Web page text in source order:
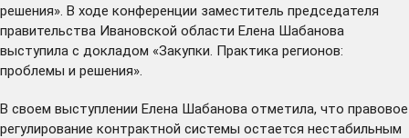
решения». В ходе конференции заместитель председателя
правительства Ивановской области Елена Шабанова
выступила с докладом «Закупки. Практика регионов:
проблемы и решения».
В своем выступлении Елена Шабанова отметила, что правовое
регулирование контрактной системы остается нестабильным